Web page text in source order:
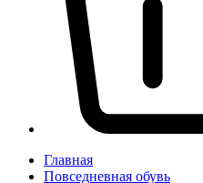
Главная
Повседневная обувь